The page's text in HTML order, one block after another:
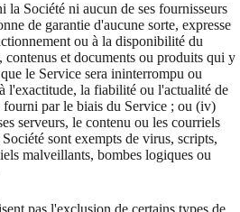
la Société ni aucun de ses fournisseurs
de garantie d'aucune sorte, expresse
ou à la disponibilité du
et documents ou produits qui y
le Service sera ininterrompu ou
l'exactitude, la fiabilité ou l'actualité de
par le biais du Service ; ou (iv)
serveurs, le contenu ou les courriels
sont exempts de virus, scripts,
malveillants, bombes logiques ou